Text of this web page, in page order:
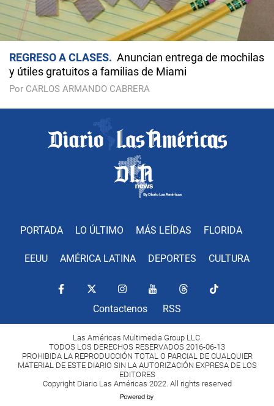
REGRESO A CLASES
Anuncian entrega de mochilas
y útiles gratuitos a familias de Miami
Por CARLOS ARMANDO CABRERA
PORTADA LO ÚLTIMO MÁS LEÍDAS FLORIDA
EEUU AMÉRICA LATINA DEPORTES CULTURA
Contactenos RSS
Las Américas Multimedia Group LLC.
TODOS LOS DERECHOS RESERVADOS 2016-06-13
PROHIBIDA LA REPRODUCCIÓN TOTAL O PARCIAL DE CUALQUIER
MATERIAL DE ESTE DIARIO SIN LA AUTORIZACIÓN EXPRESA DE LOS
EDITORES
Copyright Diario Las Américas 2022. All rights reserved